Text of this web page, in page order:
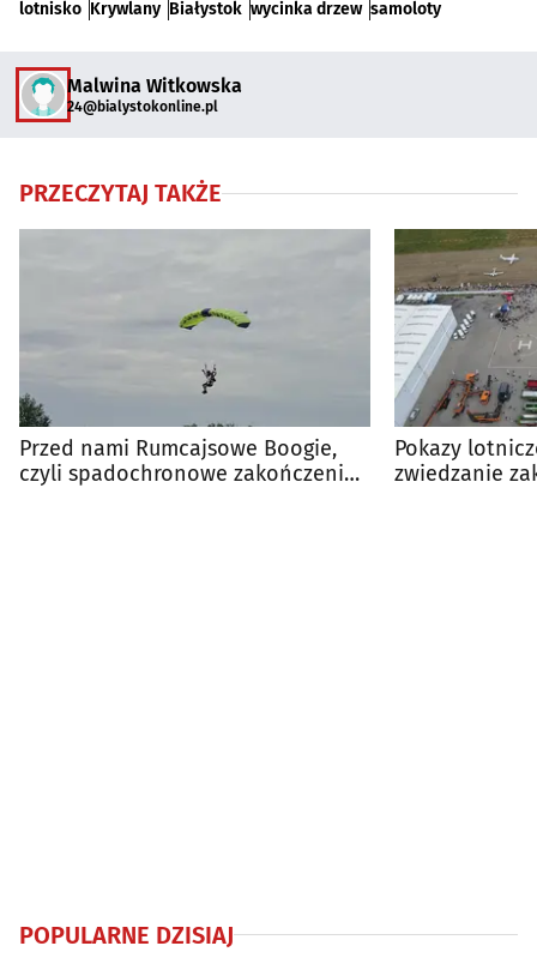
lotnisko Krywlany Białystok wycinka drzew samoloty
Malwina Witkowska
24@bialystokonline.pl
PRZECZYTAJ TAKŻE
Przed nami Rumcajsowe Boogie,
czyli spadochronowe zakończenie
Pokazy
zwiedzanie
POPULARNE DZISIAJ